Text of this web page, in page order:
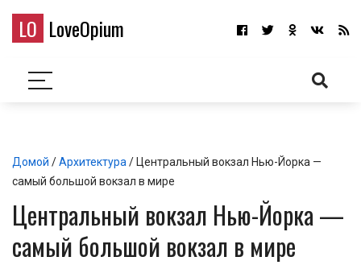
LO LoveOpium
Домой /Архитектура / Центральный вокзал Нью-Йорка —
самый большой вокзал в мире
Центральный вокзал Нью-Йорка —
самый большой вокзал в мире